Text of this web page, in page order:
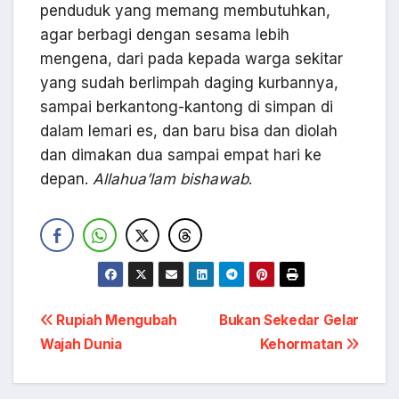
penduduk yang memang membutuhkan,
agar berbagi dengan sesama lebih
mengena, dari pada kepada warga sekitar
yang sudah berlimpah daging kurbannya,
sampai berkantong-kantong di simpan di
dalam lemari es, dan baru bisa dan diolah
dan dimakan dua sampai empat hari ke
depan. Allahua’lam bishawab.
Navigasi
pos
Bukan Sekedar Gelar
Kehormatan
Rupiah Mengubah
Wajah Dunia